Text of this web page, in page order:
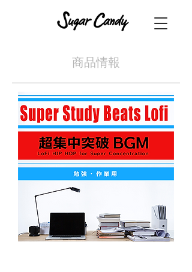
​商品情報